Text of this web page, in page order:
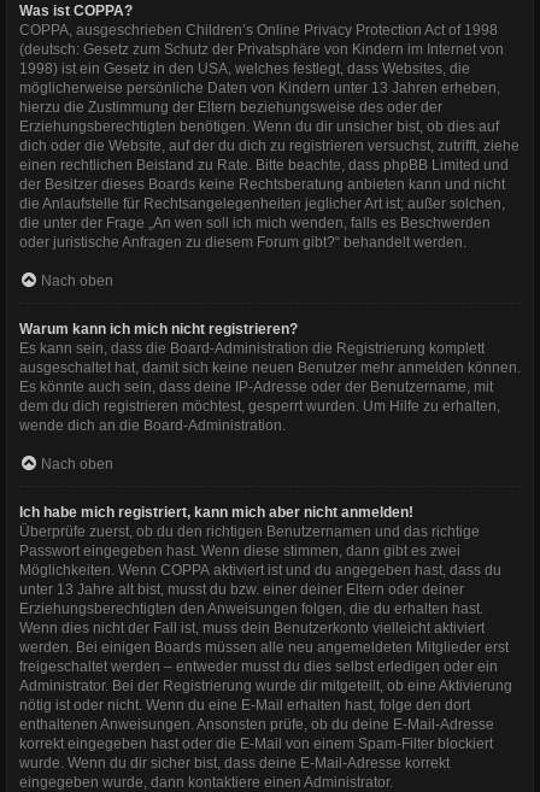
Was ist COPPA?
COPPA, ausgeschrieben Children’s Online Privacy Protection Act of 1998
(deutsch: Gesetz zum Schutz der Privatsphäre von Kindern im Internet von
1998) ist ein Gesetz in den USA, welches festlegt, dass Websites, die
möglicherweise persönliche Daten von Kindern unter 13 Jahren erheben,
hierzu die Zustimmung der Eltern beziehungsweise des oder der
Erziehungsberechtigten benötigen. Wenn du dir unsicher bist, ob dies auf
dich oder die Website, auf der du dich zu registrieren versuchst, zutrifft, ziehe
einen rechtlichen Beistand zu Rate. Bitte beachte, dass phpBB Limited und
der Besitzer dieses Boards keine Rechtsberatung anbieten kann und nicht
die Anlaufstelle für Rechtsangelegenheiten jeglicher Art ist; außer solchen,
die unter der Frage „An wen soll ich mich wenden, falls es Beschwerden
oder juristische Anfragen zu diesem Forum gibt?“ behandelt werden.
Nach oben
Warum kann ich mich nicht registrieren?
Es kann sein, dass die Board-Administration die Registrierung komplett
ausgeschaltet hat, damit sich keine neuen Benutzer mehr anmelden können.
Es könnte auch sein, dass deine IP-Adresse oder der Benutzername, mit
dem du dich registrieren möchtest, gesperrt wurden. Um Hilfe zu erhalten,
wende dich an die Board-Administration.
Nach oben
Ich habe mich registriert, kann mich aber nicht anmelden!
Überprüfe zuerst, ob du den richtigen Benutzernamen und das richtige
Passwort eingegeben hast. Wenn diese stimmen, dann gibt es zwei
Möglichkeiten. Wenn COPPA aktiviert ist und du angegeben hast, dass du
unter 13 Jahre alt bist, musst du bzw. einer deiner Eltern oder deiner
Erziehungsberechtigten den Anweisungen folgen, die du erhalten hast.
Wenn dies nicht der Fall ist, muss dein Benutzerkonto vielleicht aktiviert
werden. Bei einigen Boards müssen alle neu angemeldeten Mitglieder erst
freigeschaltet werden – entweder musst du dies selbst erledigen oder ein
Administrator. Bei der Registrierung wurde dir mitgeteilt, ob eine Aktivierung
nötig ist oder nicht. Wenn du eine E-Mail erhalten hast, folge den dort
enthaltenen Anweisungen. Ansonsten prüfe, ob du deine E-Mail-Adresse
korrekt eingegeben hast oder die E-Mail von einem Spam-Filter blockiert
wurde. Wenn du dir sicher bist, dass deine E-Mail-Adresse korrekt
eingegeben wurde, dann kontaktiere einen Administrator.